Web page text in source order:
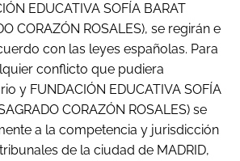
EDUCATIVA SOFÍA BARAT
CORAZÓN ROSALES), se regirán e
con las leyes españolas. Para
conflicto que pudiera
y FUNDACIÓN EDUCATIVA SOFÍA
CORAZÓN ROSALES) se
a la competencia y jurisdicción
de la ciudad de MADRID,